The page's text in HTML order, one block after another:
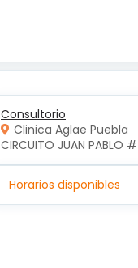
Consultorio
Clinica Aglae Puebla
CIRCUITO JUAN PABLO
Horarios disponibles